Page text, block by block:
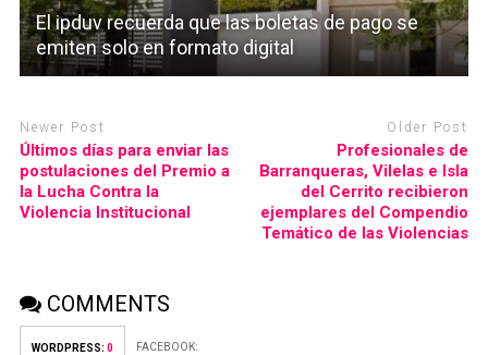
El ipduv recuerda que las boletas de pago se
emiten solo en formato digital
Newer Post
Últimos días para enviar las
postulaciones del Premio a
la Lucha Contra la
Violencia Institucional
Older Post
Profesionales de
Barranqueras, Vilelas e Isla
del Cerrito recibieron
ejemplares del Compendio
Temático de las Violencias
COMMENTS
WORDPRESS: 0 FACEBOOK: